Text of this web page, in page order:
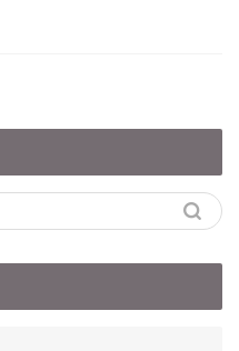
出産・子育て